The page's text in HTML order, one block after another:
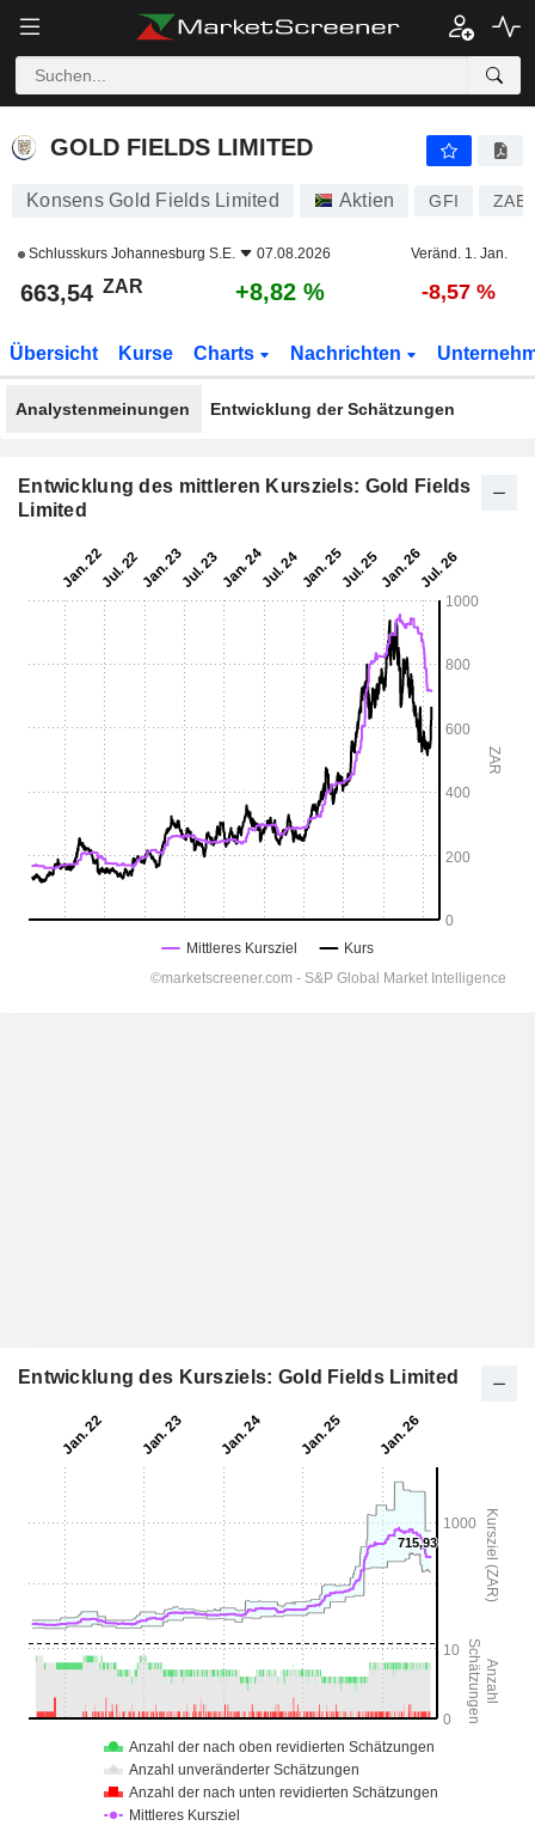
GOLD FIELDS LIMITED
GOLD FIELDS LIMITED
Konsens Gold Fields Limited Aktien GFI
Schlusskurs Johannesburg S.E. 07.08.2026 Veränd. 1. Jan.
663,54 ZAR +8,82 % -8,57 %
Übersicht Kurse Charts Nachrichten
Analystenmeinungen Entwicklung der Schätzungen
Entwicklung des mittleren Kursziels: Gold Fields
Limited
Entwicklung des Kursziels: Gold Fields Limited